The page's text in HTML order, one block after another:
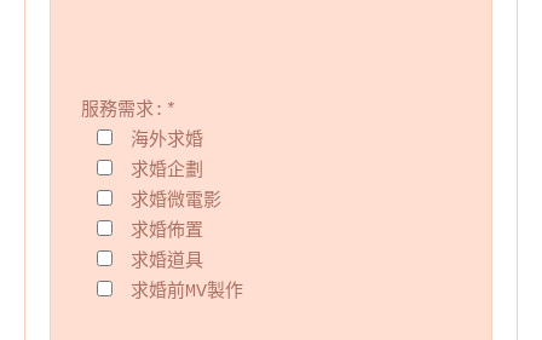
服務需求: *
海外求婚
求婚企劃
求婚微電影
求婚佈置
求婚道具
求婚前MV製作